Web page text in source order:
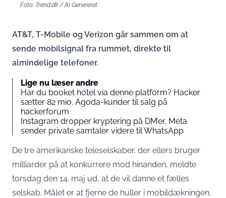
Foto: Trend.dk / AI Genereret
AT&T, T-Mobile og Verizon går sammen om at
sende mobilsignal fra rummet, direkte til
almindelige telefoner.
Lige nu læser andre
Har du booket hotel via denne platform? Hacker
sætter 82 mio. Agoda-kunder til salg på
hackerforum
Instagram dropper kryptering på DM’er, Meta
sender private samtaler videre til WhatsApp
De tre amerikanske teleselskaber, der ellers bruger
milliarder på at konkurrere mod hinanden, meldte
torsdag den 14. maj ud, at de vil danne et fælles
selskab. Målet er at fjerne de huller i mobildækningen,